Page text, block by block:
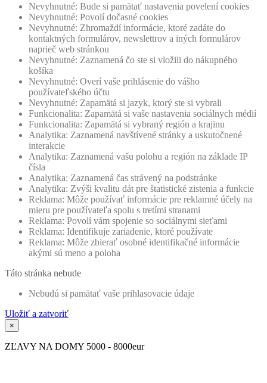
Nevyhnutné: Bude si pamätať nastavenia povelení cookies
Nevyhnutné: Povolí dočasné cookies
Nevyhnutné: Zhromaždí informácie, ktoré zadáte do
kontaktných formulárov, newslettrov a iných formulárov
naprieč web stránkou
Nevyhnutné: Zaznamená čo ste si vložili do nákupného
košíka
Nevyhnutné: Overí vaše prihlásenie do vášho
používateľského účtu
Nevyhnutné: Zapamätá si jazyk, ktorý ste si vybrali
Funkcionalita: Zapamätá si vaše nastavenia sociálnych médií
Funkcionalita: Zapamätá si vybraný región a krajinu
Analytika: Zaznamená navštívené stránky a uskutočnené
interakcie
Analytika: Zaznamená vašu polohu a región na základe IP
čísla
Analytika: Zaznamená čas strávený na podstránke
Analytika: Zvýši kvalitu dát pre štatistické zistenia a funkcie
Reklama: Môže používať informácie pre reklamné účely na
mieru pre používateľa spolu s tretími stranami
Reklama: Povolí vám spojenie so sociálnymi sieťami
Reklama: Identifikuje zariadenie, ktoré používate
Reklama: Môže zbierať osobné identifikačné informácie
akými sú meno a poloha
Táto stránka nebude
Nebudú si pamätať vaše prihlasovacie údaje
Uložiť a zatvoriť
×
ZĽAVY NA DOMY 5000 - 8000eur